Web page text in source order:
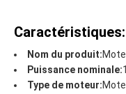
Caractéristiques:
Nom du produit:
Puissance nominale:
Type de moteur: